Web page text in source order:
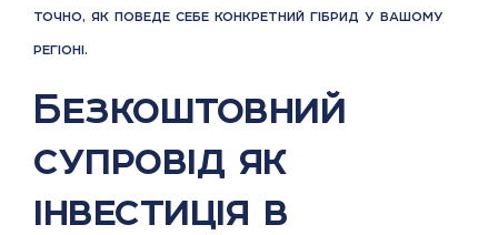
точно, як поведе себе конкретний гібрид у вашому
регіоні.
Безкоштовний
супровід як
інвестиція в